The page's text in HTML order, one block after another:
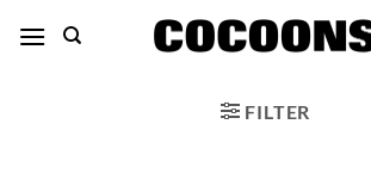
Inhalt
FILTER